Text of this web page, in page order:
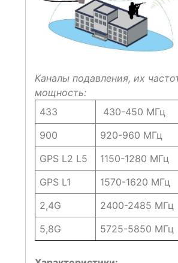
Каналы подавления, их
мощность:
433
430-450 МГц
900
920-960 МГц
GPS L2 L5
1150-1280 МГц
GPS L1
1570-1620 МГц
2,4G
2400-2485 МГц
5,8G
5725-5850 МГц